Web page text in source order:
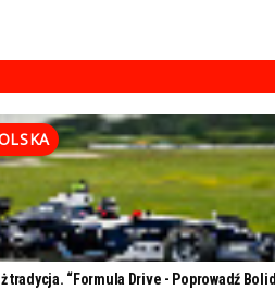
tradycja. “Formula Drive - Poprowadź Bolid